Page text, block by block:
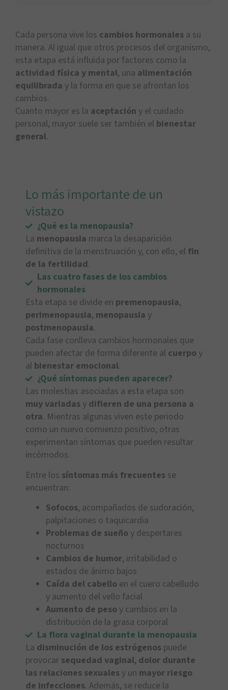
Cada persona vive los cambios hormonales a su
manera. Al igual que otros procesos del organismo,
esta etapa está influida por factores como la
actividad física y mental, una alimentación
equilibrada y la forma en que se afrontan los
cambios.
Cuanto mayor es la aceptación y el cuidado
personal, mayor suele ser también el bienestar
general.
Lo más importante de un
vistazo
¿Qué es la menopausia?
La menopausia marca la desaparición
definitiva de la menstruación y, con ello, el fin
de la fertilidad.
Las cuatro fases de los cambios
hormonales
Esta etapa se divide en premenopausia,
perimenopausia, menopausia y
postmenopausia.
Cada fase conlleva cambios hormonales que
pueden afectar de forma diferente al cuerpo y
al bienestar emocional.
¿Qué síntomas pueden aparecer?
Las molestias asociadas a esta etapa son
muy variadas y difieren de una persona a
otra. Mientras algunas viven este periodo
como un nuevo comienzo positivo, otras
experimentan síntomas que pueden resultar
incómodos.
Entre los síntomas más frecuentes se
encuentran:
Sofocos, acompañados de sudoración,
palpitaciones o taquicardia
Problemas de sueño y despertares
nocturnos
Cambios de humor, irritabilidad o
estados de ánimo bajos
Caída del cabello en el cuero cabelludo
y aumento del vello facial
Aumento de peso y cambios en la
distribución de la grasa corporal
La flora vaginal durante la menopausia
La disminución de los estrógenos puede
provocar sequedad vaginal, dolor durante
las relaciones sexuales y un mayor riesgo
de infecciones. Además, se reduce la